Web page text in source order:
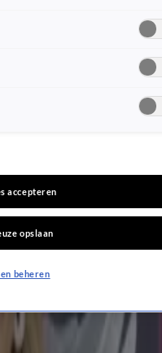
Songfestival
Jaar Amsterdam
Oldskool Hits
Ek
accepteren
opslaan
beheren